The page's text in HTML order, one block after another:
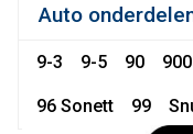
Auto
9-3 9-5 90 900
96 Sonett 99